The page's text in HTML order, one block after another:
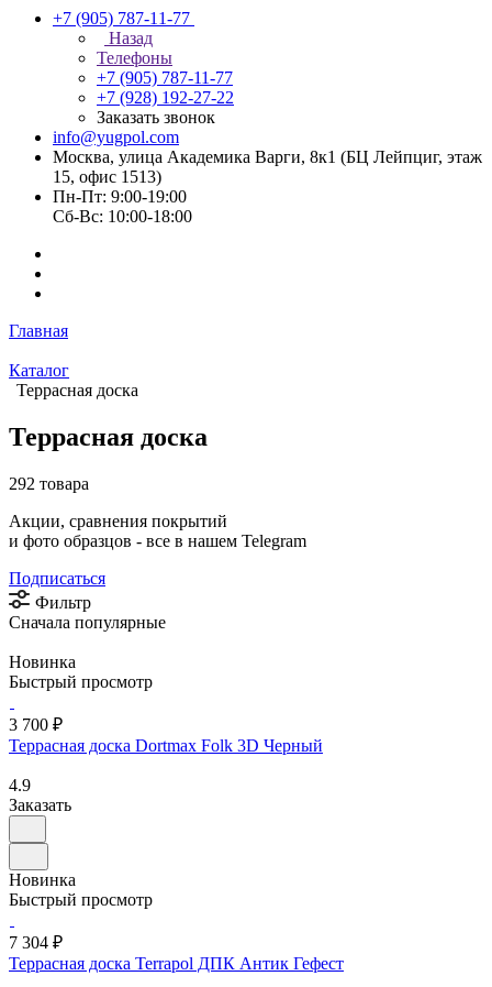
+7 (905) 787-11-77
Назад
Телефоны
+7 (905) 787-11-77
+7 (928) 192-27-22
Заказать звонок
info@yugpol.com
Москва, улица Академика Варги, 8к1 (БЦ Лейпциг, этаж
15, офис 1513)
Пн-Пт: 9:00-19:00
Cб-Вс: 10:00-18:00
Главная
Каталог
Террасная доска
Террасная доска
292 товара
Акции, сравнения покрытий
и фото образцов - все в нашем Telegram
Подписаться
Фильтр
Сначала популярные
Новинка
Быстрый просмотр
3 700 ₽
Террасная доска Dortmax Folk 3D Черный
4.9
Заказать
Новинка
Быстрый просмотр
7 304 ₽
Террасная доска Terrapol ДПК Антик Гефест